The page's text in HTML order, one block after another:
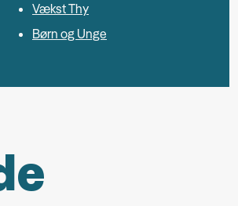
Vækst Thy
Børn og Unge